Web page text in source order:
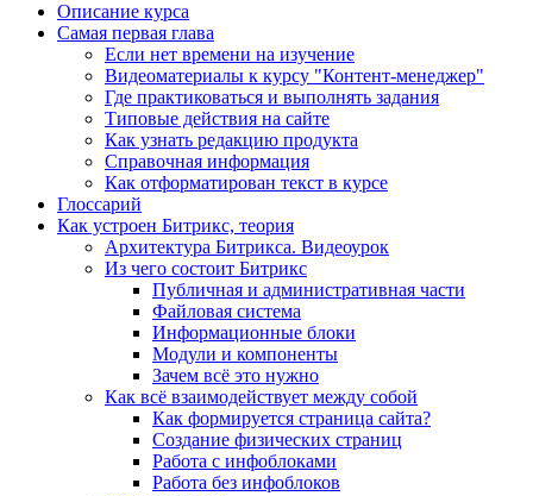
Описание курса
Самая первая глава
Если нет времени на изучение
Видеоматериалы к курсу "Контент-менеджер"
Где практиковаться и выполнять задания
Типовые действия на сайте
Как узнать редакцию продукта
Справочная информация
Как отформатирован текст в курсе
Глоссарий
Как устроен Битрикс, теория
Архитектура Битрикса. Видеоурок
Из чего состоит Битрикс
Публичная и административная части
Файловая система
Информационные блоки
Модули и компоненты
Зачем всё это нужно
Как всё взаимодействует между собой
Как формируется страница сайта?
Создание физических страниц
Работа с инфоблоками
Работа без инфоблоков